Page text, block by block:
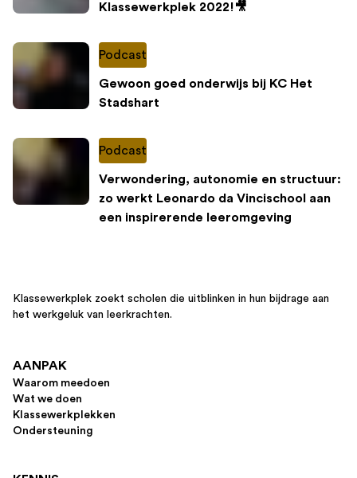
Klassewerkplek 2022!🎥
Podcast
Gewoon goed onderwijs bij KC Het
Stadshart
Podcast
Verwondering, autonomie en structuur:
zo werkt Leonardo da Vincischool aan
een inspirerende leeromgeving
Klassewerkplek zoekt scholen die uitblinken in hun bijdrage aan
het werkgeluk van leerkrachten.
AANPAK
Waarom meedoen
Wat we doen
Klassewerkplekken
Ondersteuning